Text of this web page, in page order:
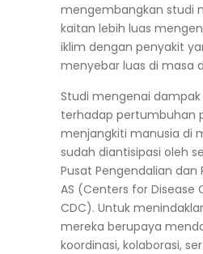
mengembangkan studi
kaitan lebih luas
iklim dengan penyakit
menyebar luas di masa
Studi mengenai
terhadap pertumbuhan
menjangkiti manusia di
sudah diantisipasi oleh
Pusat Pengendalian dan
AS (Centers for Disease
CDC). Untuk
mereka berupaya
koordinasi, kolaborasi,